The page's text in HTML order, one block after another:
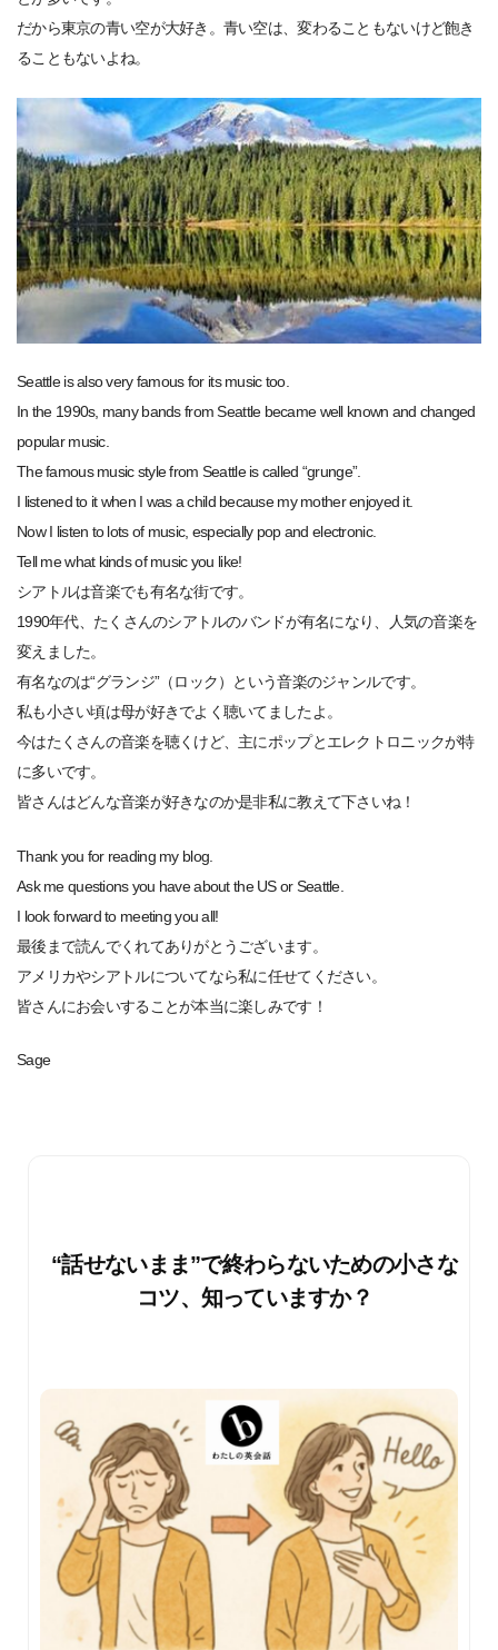
だから東京の青い空が大好き。青い空は、変わることもないけど飽き
ることもないよね。
Seattle is also very famous for its music too.
In the 1990s, many bands from Seattle became well known and changed
popular music.
The famous music style from Seattle is called “grunge”.
I listened to it when I was a child because my mother enjoyed it.
Now I listen to lots of music, especially pop and electronic.
Tell me what kinds of music you like!
シアトルは音楽でも有名な街です。
1990年代、たくさんのシアトルのバンドが有名になり、人気の音楽を
変えました。
有名なのは“グランジ”（ロック）という音楽のジャンルです。
私も小さい頃は母が好きでよく聴いてましたよ。
今はたくさんの音楽を聴くけど、主にポップとエレクトロニックが特
に多いです。
皆さんはどんな音楽が好きなのか是非私に教えて下さいね！
Thank you for reading my blog.
Ask me questions you have about the US or Seattle.
I look forward to meeting you all!
最後まで読んでくれてありがとうございます。
アメリカやシアトルについてなら私に任せてください。
皆さんにお会いすることが本当に楽しみです！
Sage
“話せないまま”で終わらないための小さな
コツ、知っていますか？